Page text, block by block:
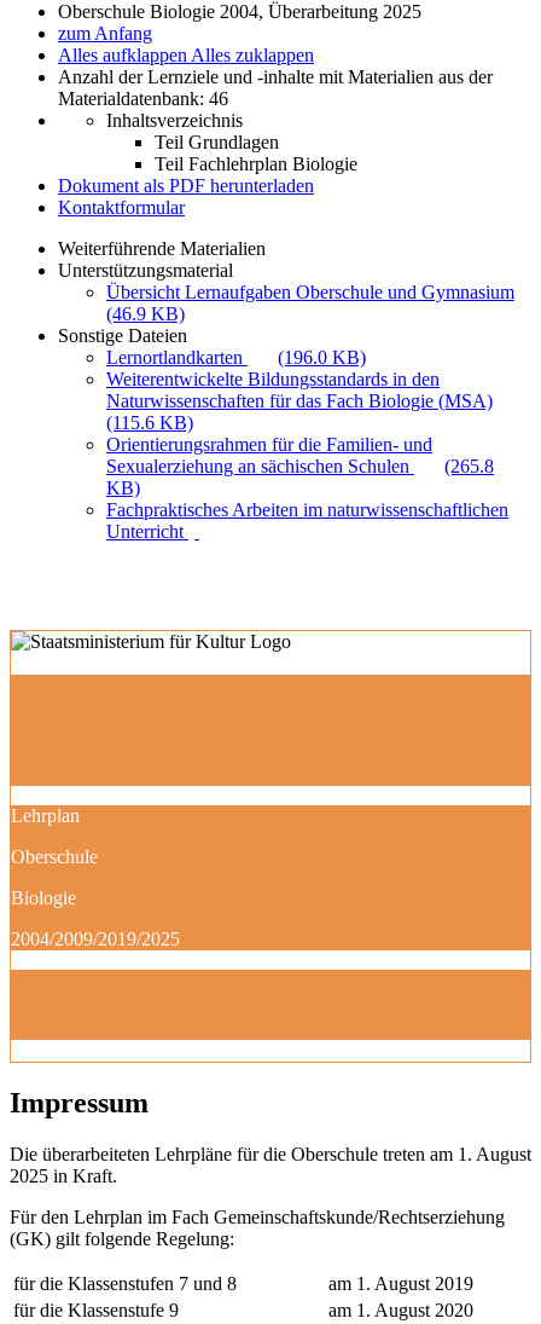
Oberschule Biologie 2004, Überarbeitung 2025
zum Anfang
Alles aufklappen Alles zuklappen
Anzahl der Lernziele und -inhalte mit Materialien aus der
Materialdatenbank: 46
Inhaltsverzeichnis
Teil Grundlagen
Teil Fachlehrplan Biologie
Dokument als PDF herunterladen
Kontaktformular
Weiterführende Materialien
Unterstützungsmaterial
Übersicht Lernaufgaben Oberschule und Gymnasium
(46.9 KB)
Sonstige Dateien
Lernortlandkarten
(196.0 KB)
Weiterentwickelte Bildungsstandards in den
Naturwissenschaften für das Fach Biologie (MSA)
(115.6 KB)
Orientierungsrahmen für die Familien- und
Sexualerziehung an sächischen Schulen
(265.8
KB)
Fachpraktisches Arbeiten im naturwissenschaftlichen
Unterricht
Lehrplan
Oberschule
Biologie
2004/2009/2019/2025
Impressum
Die überarbeiteten Lehrpläne für die Oberschule treten am 1. August
2025 in Kraft.
Für den Lehrplan im Fach Gemeinschaftskunde/Rechtserziehung
(GK) gilt folgende Regelung:
für die Klassenstufen 7 und 8
am 1. August 2019
für die Klassenstufe 9
am 1. August 2020